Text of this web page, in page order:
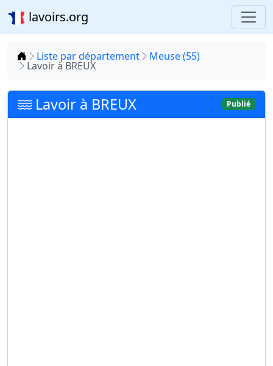
lavoirs.org
Accueil
Liste par département Meuse (55)
Lavoir à BREUX
Lavoir à BREUX Publié